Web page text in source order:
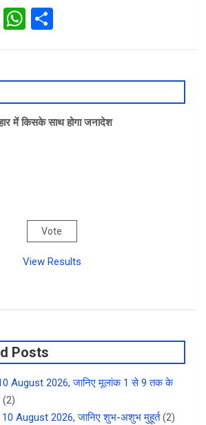
X
W
s
A
p
e
में किसके साथ होगा जनादेश
View Results
Posts
August 2026, जानिए मूलांक 1 से 9 तक के
(2)
10 August 2026, जानिए शुभ-अशुभ मुहूर्त (2)